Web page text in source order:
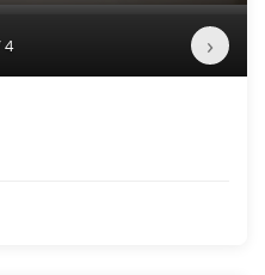
4 ›